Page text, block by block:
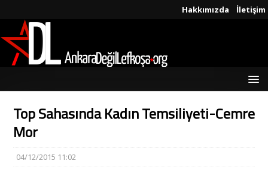
Hakkımızda İletişim
Top Sahasında Kadın Temsiliyeti-Cemre
Mor
04/12/2015 11:02